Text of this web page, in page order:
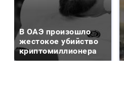
В ОАЭ произошло
жестокое убийство
криптомиллионера